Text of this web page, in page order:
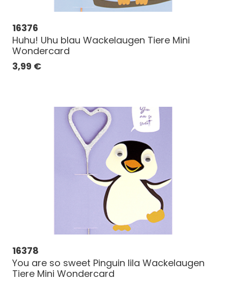
16376
Huhu! Uhu blau Wackelaugen Tiere Mini
Wondercard
3,99 €
16378
You are so sweet Pinguin lila Wackelaugen
Tiere Mini Wondercard